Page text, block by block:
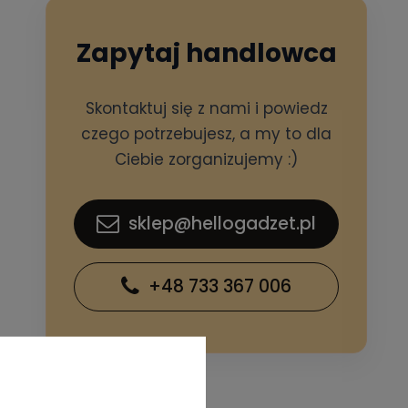
Zapytaj handlowca
Skontaktuj się z nami i powiedz
czego potrzebujesz, a my to dla
Ciebie zorganizujemy :)
sklep@hellogadzet.pl
+48 733 367 006